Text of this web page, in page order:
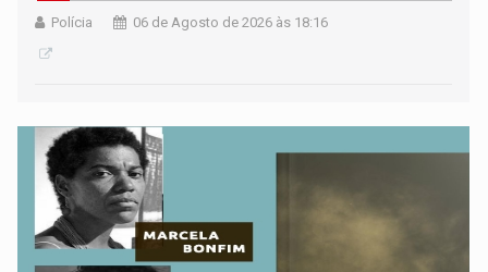
Polícia 06 de Agosto de 2026 às 18:16